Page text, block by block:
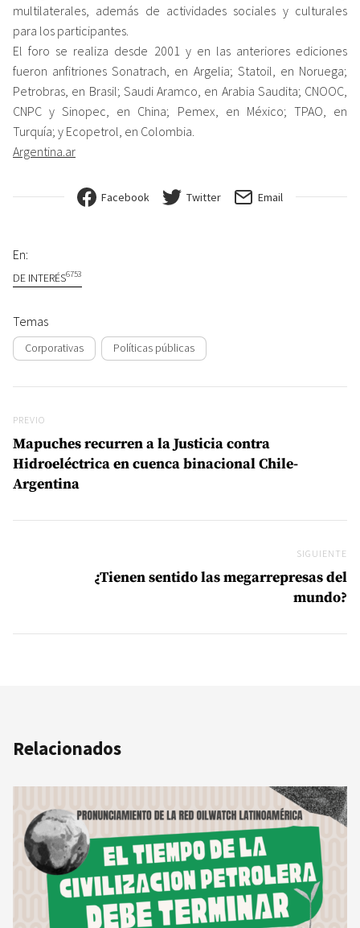
multilaterales, además de actividades sociales y culturales
para los participantes.
El foro se realiza desde 2001 y en las anteriores ediciones
fueron anfitriones Sonatrach, en Argelia; Statoil, en Noruega;
Petrobras, en Brasil; Saudi Aramco, en Arabia Saudita; CNOOC,
CNPC y Sinopec, en China; Pemex, en México; TPAO, en
Turquía; y Ecopetrol, en Colombia.
Argentina.ar
Facebook Twitter Email
En:
DE INTERÉS6753
Temas
Corporativas Políticas públicas
Previo
PREVIO
Mapuches recurren a la Justicia contra
Hidroeléctrica en cuenca binacional Chile-
Argentina
SIGUIENTE
¿Tienen sentido las megarrepresas del
mundo?
Relacionados